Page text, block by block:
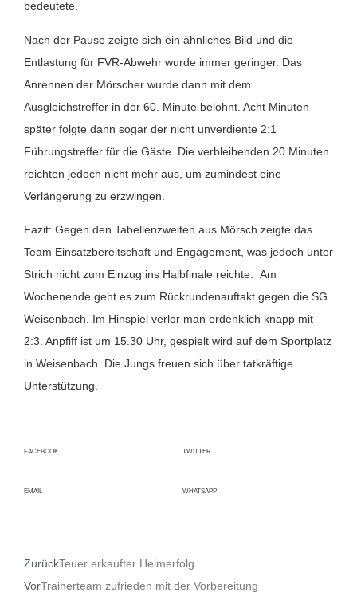
bedeutete.
Nach der Pause zeigte sich ein ähnliches Bild und die
Entlastung für FVR-Abwehr wurde immer geringer. Das
Anrennen der Mörscher wurde dann mit dem
Ausgleichstreffer in der 60. Minute belohnt. Acht Minuten
später folgte dann sogar der nicht unverdiente 2:1
Führungstreffer für die Gäste. Die verbleibenden 20 Minuten
reichten jedoch nicht mehr aus, um zumindest eine
Verlängerung zu erzwingen.
Fazit: Gegen den Tabellenzweiten aus Mörsch zeigte das
Team Einsatzbereitschaft und Engagement, was jedoch unter
Strich nicht zum Einzug ins Halbfinale reichte. Am
Wochenende geht es zum Rückrundenauftakt gegen die SG
Weisenbach. Im Hinspiel verlor man erdenklich knapp mit
2:3. Anpfiff ist um 15.30 Uhr, gespielt wird auf dem Sportplatz
in Weisenbach. Die Jungs freuen sich über tatkräftige
Unterstützung.
FACEBOOK TWITTER
EMAIL WHATSAPP
ZurückTeuer erkaufter Heimerfolg
VorTrainerteam zufrieden mit der Vorbereitung